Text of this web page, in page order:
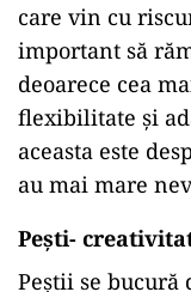
care vin cu
important să
deoarece cea
flexibilitate și
aceasta este
au mai mare
Pești-
Peștii se bucură